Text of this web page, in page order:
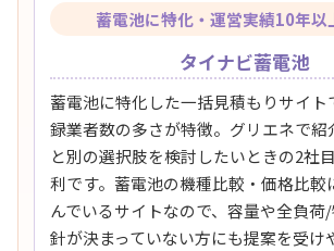
蓄電池に特化・運営実績10年以
タイナビ蓄電池
蓄電池に特化した一括見積もりサイト
録業者数の多さが特徴。グリエネで紹
と別の選択肢を検討したいときの2社
利です。蓄電池の機種比較・価格比較
んでいるサイトなので、容量や全負荷
針が決まっていない方にも提案を受け